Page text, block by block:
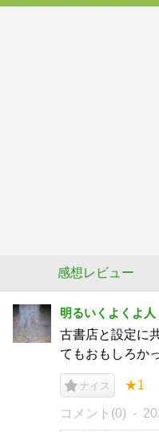
感想レビュー
明るいくよくよ人
古書店と設定に
てもおもしろか
ナイス ★1
コメント(0)